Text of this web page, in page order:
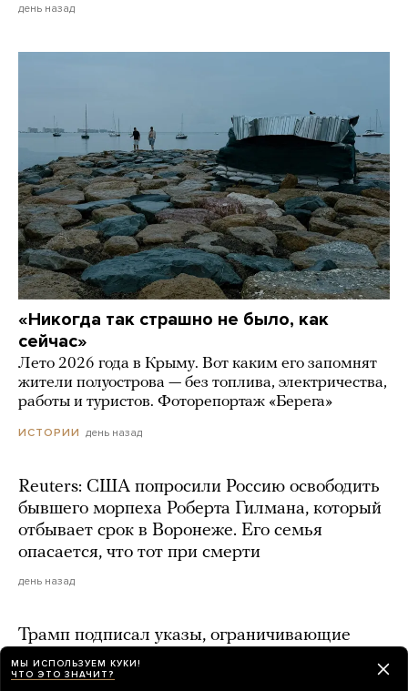
день назад
«Никогда так страшно не было, как
сейчас»
Лето 2026 года в Крыму. Вот каким его запомнят
жители полуострова — без топлива, электричества,
работы и туристов. Фоторепортаж «Берега»
ИСТОРИИ день назад
Reuters: США попросили Россию освободить
бывшего морпеха Роберта Гилмана, который
отбывает срок в Воронеже. Его семья
опасается, что тот при смерти
день назад
Трамп подписал указы, ограничивающие
получение гражданства США по праву
рождения и «родильный туризм»
МЫ ИСПОЛЬЗУЕМ КУКИ!
ЧТО ЭТО ЗНАЧИТ?